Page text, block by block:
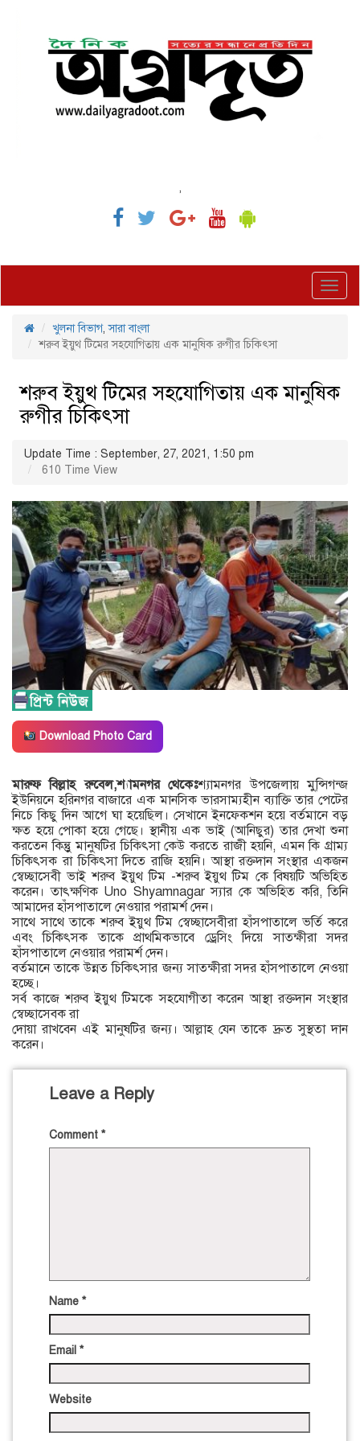
,
খুলনা বিভাগ,সারা বাংলা
শরুব ইয়ুথ টিমের সহযোগিতায় এক মানুষিক রুগীর চিকিৎসা
শরুব ইয়ুথ টিমের সহযোগিতায় এক মানুষিক
রুগীর চিকিৎসা
Update Time : September, 27, 2021, 1:50 pm
610 Time View
Download Photo Card
মারুফ বিল্লাহ রুবেল,শ্যামনগর থেকেঃশ্যামনগর উপজেলায় মু্ন্সিগন্জ
ইউনিয়নে হরিনগর বাজারে এক মানসিক ভারসাম্যহীন ব্যাক্তি তার পেটের
নিচে কিছু দিন আগে ঘা হয়েছিল। সেখানে ইনফেকশন হয়ে বর্তমানে বড়
ক্ষত হয়ে পোকা হয়ে গেছে। স্থানীয় এক ভাই (আনিছুর) তার দেখা শুনা
করতেন কিন্তুু মানুষটির চিকিৎসা কেউ করতে রাজী হয়নি, এমন কি গ্রাম্য
চিকিৎসক রা চিকিৎসা দিতে রাজি হয়নি। আস্থা রক্তদান সংস্থার একজন
স্বেচ্ছাসেবী ভাই শরুব ইয়ুথ টিম -শরুব ইয়ুথ টিম কে বিষয়টি অভিহিত
করেন। তাৎক্ষণিক Uno Shyamnagar স্যার কে অভিহিত করি, তিনি
আমাদের হাঁসপাতালে নেওয়ার পরামর্শ দেন।
সাথে সাথে তাকে শরুব ইয়ুথ টিম স্বেচ্ছাসেবীরা হাঁসপাতালে ভর্তি করে
এবং চিকিৎসক তাকে প্রাথমিকভাবে ড্রেসিং দিয়ে সাতক্ষীরা সদর
হাঁসপাতালে নেওয়ার পরামর্শ দেন।
বর্তমানে তাকে উন্নত চিকিৎসার জন্য সাতক্ষীরা সদর হাঁসপাতালে নেওয়া
হচ্ছে।
সর্ব কাজে শরুব ইয়ুথ টিমকে সহযোগীতা করেন আস্থা রক্তদান সংস্থার
স্বেচ্ছাসেবক রা
দোয়া রাখবেন এই মানুষটির জন্য। আল্লাহ যেন তাকে দ্রুত সুস্থতা দান
করেন।
Leave a Reply
Comment *
Name *
Email *
Website